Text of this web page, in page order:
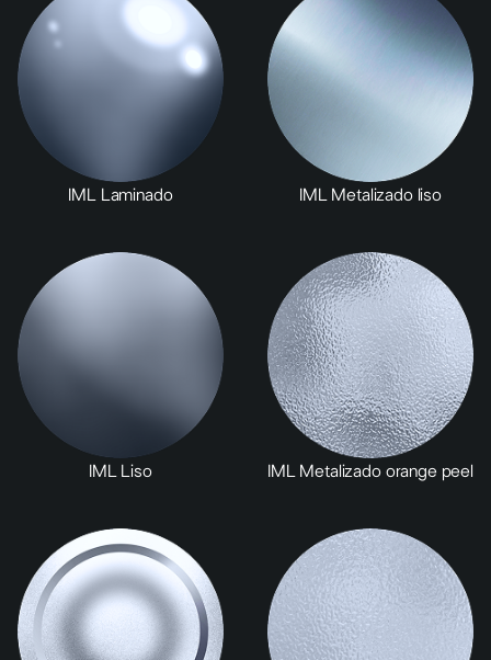
IML Laminado IML Metalizado liso
IML Liso IML Metalizado orange peel